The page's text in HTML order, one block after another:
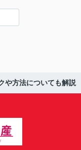
や方法についても解説